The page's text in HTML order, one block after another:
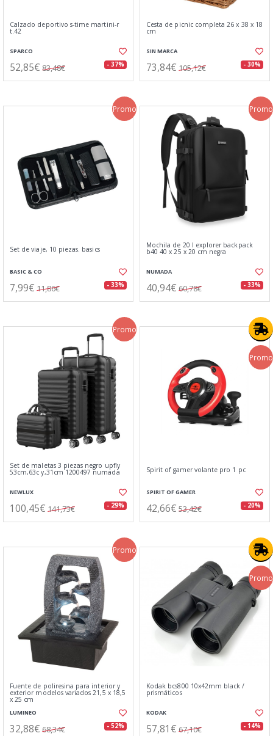
Calzado deportivo s-time martini-r
t.42
SPARCO
52,85€ 83,48€ - 37%
Cesta de picnic completa 26 x 38 x 18
cm
SIN MARCA
73,84€ 105,12€ - 30%
Promo
Set de viaje, 10 piezas. basics
BASIC & CO
7,99€ 11,86€ - 33%
Promo
Mochila de 20 l explorer backpack
b40 40 x 25 x 20 cm negra
NUMADA
40,94€ 60,78€ - 33%
Promo
Set de maletas 3 piezas negro upfly
53cm,63c y,31cm 1200497 numada
NEWLUX
100,45€ 141,73€ - 29%
Promo
Spirit of gamer volante pro 1 pc
SPIRIT OF GAMER
42,66€ 53,42€ - 20%
Promo
Fuente de poliresina para interior y
exterior modelos variados 21,5 x 18,5
x 25 cm
LUMINEO
32,88€ 68,34€ - 52%
Promo
Kodak bcs800 10x42mm black /
prismáticos
KODAK
57,81€ 67,10€ - 14%